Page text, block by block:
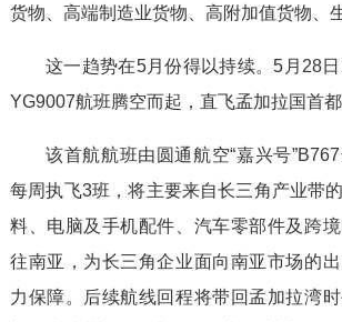
货物、高端制造业货物、高附加值货物、
这一趋势在5月份得以持续。5月28
YG9007航班腾空而起，直飞孟加拉国首都
该首航航班由圆通航空“嘉兴号
每周执飞3班，将主要来自长三角产业带
料、电脑及手机配件、汽车零部件及跨
往南亚，为长三角企业面向南亚市场的
力保障。后续航线回程将带回孟加拉湾